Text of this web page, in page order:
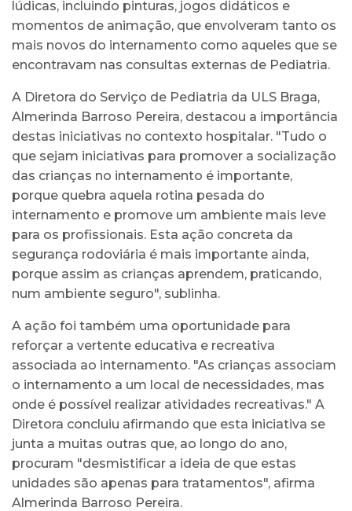
lúdicas, incluindo pinturas, jogos didáticos e
momentos de animação, que envolveram tanto os
mais novos do internamento como aqueles que se
encontravam nas consultas externas de Pediatria.
A Diretora do Serviço de Pediatria da ULS Braga,
Almerinda Barroso Pereira, destacou a importância
destas iniciativas no contexto hospitalar. "Tudo o
que sejam iniciativas para promover a socialização
das crianças no internamento é importante,
porque quebra aquela rotina pesada do
internamento e promove um ambiente mais leve
para os profissionais. Esta ação concreta da
segurança rodoviária é mais importante ainda,
porque assim as crianças aprendem, praticando,
num ambiente seguro", sublinha.
A ação foi também uma oportunidade para
reforçar a vertente educativa e recreativa
associada ao internamento. "As crianças associam
o internamento a um local de necessidades, mas
onde é possível realizar atividades recreativas." A
Diretora concluiu afirmando que esta iniciativa se
junta a muitas outras que, ao longo do ano,
procuram "desmistificar a ideia de que estas
unidades são apenas para tratamentos", afirma
Almerinda Barroso Pereira.